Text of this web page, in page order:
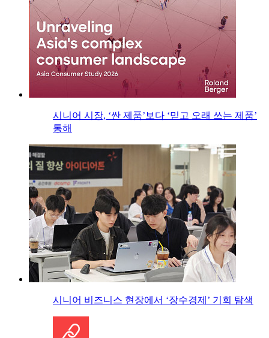
시니어 시장, ‘싼 제품’보다 ‘믿고 오래 쓰는 제품’
통해
시니어 비즈니스 현장에서 ‘장수경제’ 기회 탐색